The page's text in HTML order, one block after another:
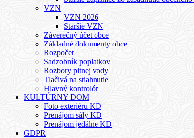
VZN
VZN 2026
Staršie VZN
Záverečný účet obce
Základné dokumenty obce
Rozpočet
Sadzobník poplatkov
Rozbory pitnej vody
Tlačivá na stiahnutie
Hlavný kontrolór
KULTÚRNY DOM
Foto exteriéru KD
Prenájom sály KD
Prenájom jedálne KD
GDPR